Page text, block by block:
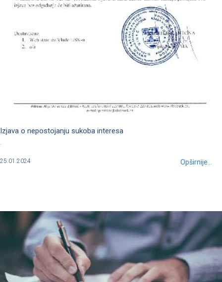
Izjava o nepostojanju sukoba interesa
25.01.2024 Opširnije...